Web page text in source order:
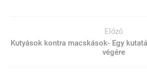
Előző
Kutyások kontra macskások- Egy
végére